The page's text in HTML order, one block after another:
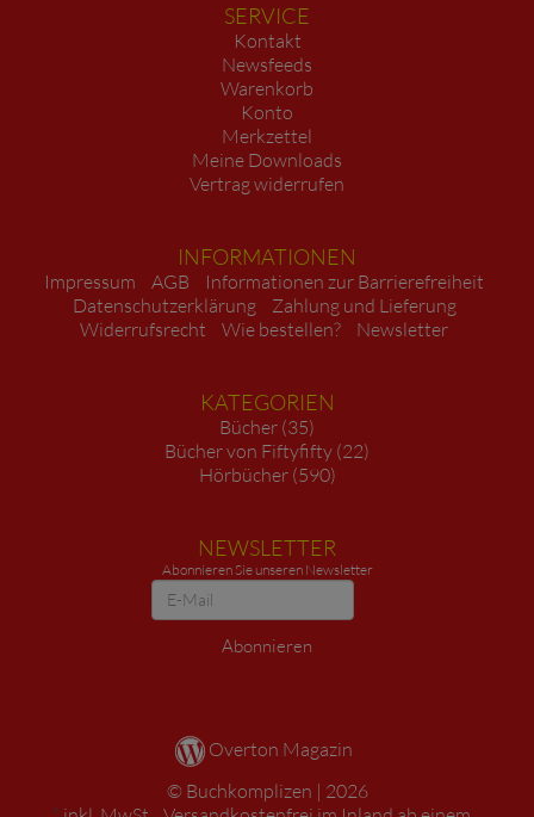
SERVICE
Kontakt
Newsfeeds
Warenkorb
Konto
Merkzettel
Meine Downloads
Vertrag widerrufen
INFORMATIONEN
Impressum AGB
Informationen zur Barrierefreiheit
Datenschutzerklärung
Zahlung und Lieferung
Widerrufsrecht
Wie bestellen? Newsletter
KATEGORIEN
Bücher (35)
Bücher von Fiftyfifty (22)
Hörbücher (590)
NEWSLETTER
Abonnieren Sie unseren Newsletter
Newsletter
Abonnieren
Overton Magazin
Buchkomplizen
2026